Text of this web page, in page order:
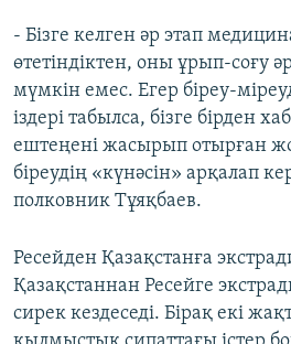
- Бізге келген әр этап
өтетіндіктен, оны ұрып-соғу
мүмкін емес. Егер біреу-
іздері табылса, бізге бірден
ештеңені жасырып отырған
біреудің «күнәсін» арқалап
полковник Тұяқбаев.
Ресейден Қазақстанға
Қазақстаннан Ресейге
сирек кездеседі. Бірақ екі